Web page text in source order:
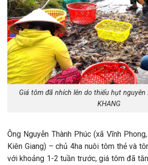
Giá tôm đã nhích lên do thiếu hụt nguyên
KHANG
Ông Nguyễn Thành Phúc (xã Vĩnh
Kiên Giang) – chủ 4ha nuôi tôm thẻ và
với khoảng 1-2 tuần trước, giá tôm đã